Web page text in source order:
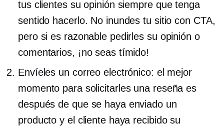
tus clientes su opinión siempre que tenga
sentido hacerlo. No inundes tu sitio con CTA,
pero si es razonable pedirles su opinión o
comentarios, ¡no seas tímido!
Envíeles un correo electrónico: el mejor
momento para solicitarles una reseña es
después de que se haya enviado un
producto y el cliente haya recibido su